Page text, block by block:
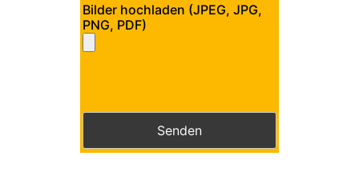
Bilder hochladen (JPEG, JPG,
PNG, PDF)
Bitte lasse dieses Feld leer.